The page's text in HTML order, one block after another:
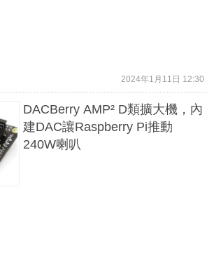
2024年1月11日 12:30
DACBerry AMP² D類擴大機，內
建DAC讓Raspberry Pi推動
240W喇叭